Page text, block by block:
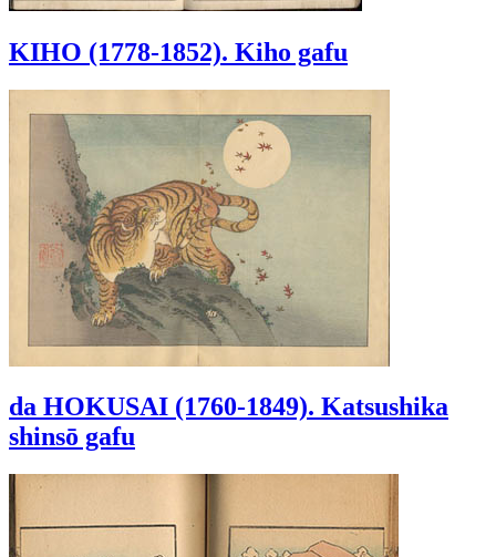
KIHO (1778-1852). Kiho gafu
da HOKUSAI (1760-1849). Katsushika
shinsō gafu